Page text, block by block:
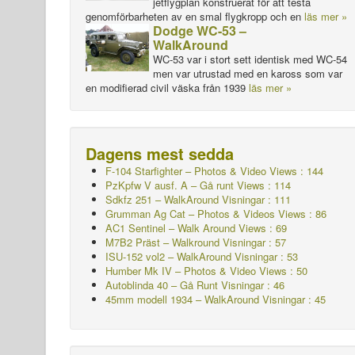
genomförbarheten av en smal flygkropp och en läs mer »
Dodge WC-53 –
WalkAround
WC-53 var i stort sett identisk med WC-54
men var utrustad med en kaross som var
en modifierad civil väska från 1939 läs mer »
Dagens mest sedda
F-104 Starfighter – Photos & Video Views : 144
PzKpfw V ausf. A – Gå runt Views : 114
Sdkfz 251 – WalkAround Visningar : 111
Grumman Ag Cat – Photos & Videos Views : 86
AC1 Sentinel – Walk Around Views : 69
M7B2 Präst – Walkround Visningar : 57
ISU-152 vol2 – WalkAround Visningar : 53
Humber Mk IV – Photos & Video Views : 50
Autoblinda 40 – Gå Runt Visningar : 46
45mm modell 1934 – WalkAround Visningar : 45